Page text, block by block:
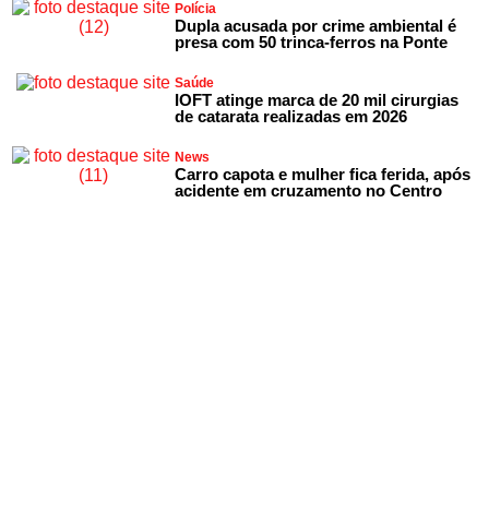
Polícia
Dupla acusada por crime ambiental é
presa com 50 trinca-ferros na Ponte
Saúde
IOFT atinge marca de 20 mil cirurgias
de catarata realizadas em 2026
News
Carro capota e mulher fica ferida, após
acidente em cruzamento no Centro